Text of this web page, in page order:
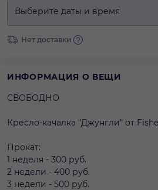
Выберите даты и время
Нет доставки
ИНФОРМАЦИЯ О ВЕЩИ
СВОБОДНО
Кресло-качалка "Джунгли" от
Прокат:
1 неделя - 300 руб.
2 недели - 400 руб.
3 недели - 500 руб.